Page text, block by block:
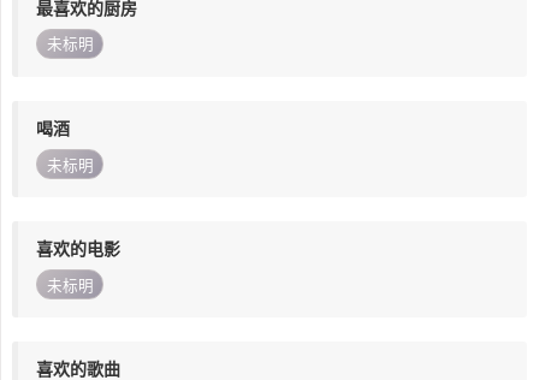
最喜欢的厨房
未标明
喝酒
未标明
喜欢的电影
未标明
喜欢的歌曲